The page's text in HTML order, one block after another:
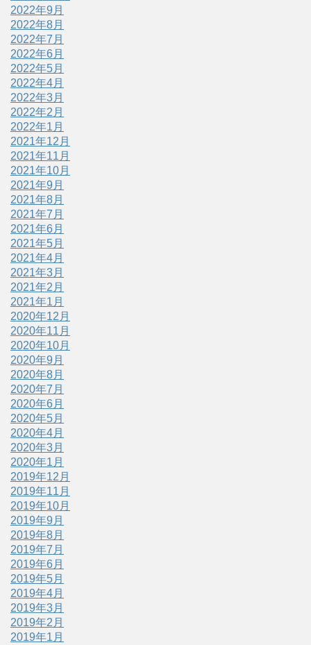
2022年9月
2022年8月
2022年7月
2022年6月
2022年5月
2022年4月
2022年3月
2022年2月
2022年1月
2021年12月
2021年11月
2021年10月
2021年9月
2021年8月
2021年7月
2021年6月
2021年5月
2021年4月
2021年3月
2021年2月
2021年1月
2020年12月
2020年11月
2020年10月
2020年9月
2020年8月
2020年7月
2020年6月
2020年5月
2020年4月
2020年3月
2020年1月
2019年12月
2019年11月
2019年10月
2019年9月
2019年8月
2019年7月
2019年6月
2019年5月
2019年4月
2019年3月
2019年2月
2019年1月